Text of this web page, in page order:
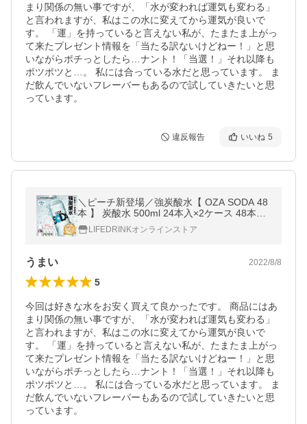
まり関係の無い事ですが、「水が変われば運気も変わる」
と言われますが、私はこの水に変えてから運気が良いで
す。 「運」を持っていると言えない私が、たまたま上がっ
て来たプレゼント情報を「当たる訳ないけどねー！」と思
いながらポチっとしたら…ナント！「当選！」それ以降も
ポツポツと…。 私には合っている水だと思っています。 ま
だ飲んでいないフレーバーもあるので試していきたいと思
っています。
違反報告 いいね 5
＼ピーチ新登場／強炭酸水【 OZA SODA 48
本 】 炭酸水 500ml 24本入×2ケース 48本入
強炭酸 LIFEDRINK 無糖 ソーダ まとめ買い
ポイント消化 ラベルレス 爆買
LIFEDRINKオンラインストア
うまい 2022/8/8
5
今回は好きな水をお安く買えて良かったです。 商品にはあ
まり関係の無い事ですが、「水が変われば運気も変わる」
と言われますが、私はこの水に変えてから運気が良いで
す。 「運」を持っていると言えない私が、たまたま上がっ
て来たプレゼント情報を「当たる訳ないけどねー！」と思
いながらポチっとしたら…ナント！「当選！」それ以降も
ポツポツと…。 私には合っている水だと思っています。 ま
だ飲んでいないフレーバーもあるので試していきたいと思
っています。